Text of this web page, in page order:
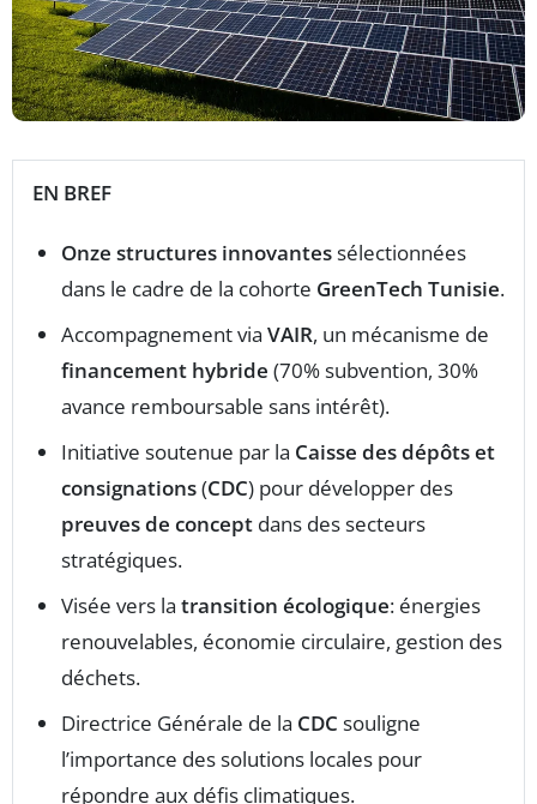
EN BREF
Onze structures innovantessélectionnées
dans le cadre de la cohorte GreenTech Tunisie.
Accompagnement via VAIR, un mécanisme de
financement hybride (70% subvention, 30%
avance remboursable sans intérêt).
Initiative soutenue par la Caisse des dépôts et
consignations(CDC) pour développer des
preuves de concept dans des secteurs
stratégiques.
Visée vers la transition écologique: énergies
renouvelables, économie circulaire, gestion des
déchets.
Directrice Générale de la CDC souligne
l’importance des solutions locales pour
répondre aux défis climatiques.